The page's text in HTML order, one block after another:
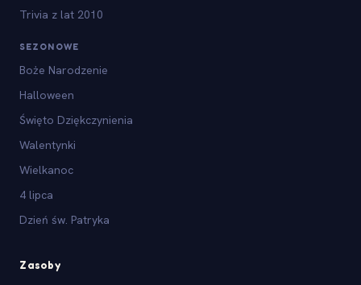
Trivia z lat 2010
SEZONOWE
Boże Narodzenie
Halloween
Święto Dziękczynienia
Walentynki
Wielkanoc
4 lipca
Dzień św. Patryka
Zasoby